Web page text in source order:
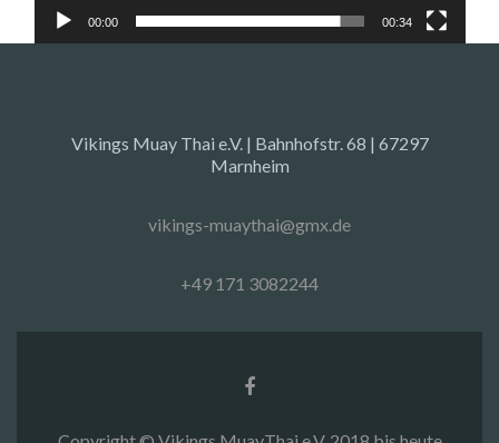
00:00 00:34
Vikings Muay Thai e.V. | Bahnhofstr. 68 | 67297
Marnheim
vikings-muaythai@gmx.de
+49 171 3082244
Facebook-